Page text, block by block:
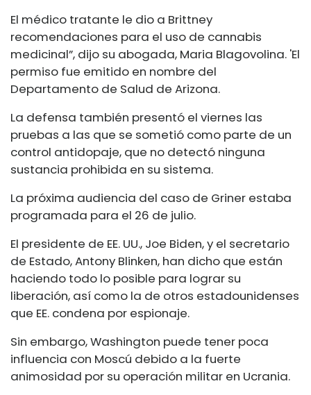
El médico tratante le dio a Brittney
recomendaciones para el uso de cannabis
medicinal”, dijo su abogada, Maria Blagovolina. 'El
permiso fue emitido en nombre del
Departamento de Salud de Arizona.
La defensa también presentó el viernes las
pruebas a las que se sometió como parte de un
control antidopaje, que no detectó ninguna
sustancia prohibida en su sistema.
La próxima audiencia del caso de Griner estaba
programada para el 26 de julio.
El presidente de EE. UU., Joe Biden, y el secretario
de Estado, Antony Blinken, han dicho que están
haciendo todo lo posible para lograr su
liberación, así como la de otros estadounidenses
que EE. condena por espionaje.
Sin embargo, Washington puede tener poca
influencia con Moscú debido a la fuerte
animosidad por su operación militar en Ucrania.